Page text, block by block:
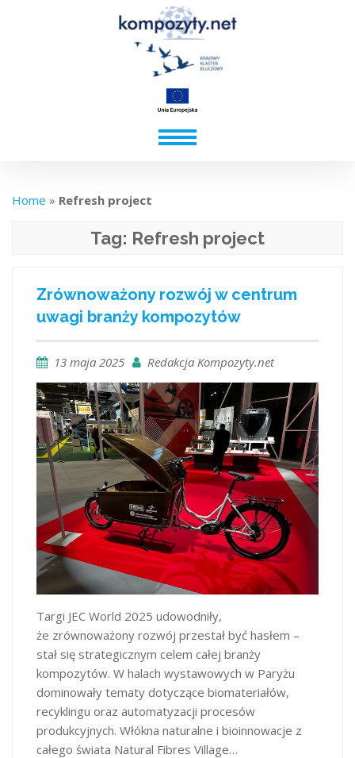
Home » Refresh project
Tag: Refresh project
Zrównoważony rozwój w centrum
uwagi branży kompozytów
13 maja 2025 Redakcja Kompozyty.net
Targi JEC World 2025 udowodniły,
że zrównoważony rozwój przestał być hasłem –
stał się strategicznym celem całej branży
kompozytów. W halach wystawowych w Paryżu
dominowały tematy dotyczące biomateriałów,
recyklingu oraz automatyzacji procesów
produkcyjnych. Włókna naturalne i bioinnowacje z
całego świata Natural Fibres Village…